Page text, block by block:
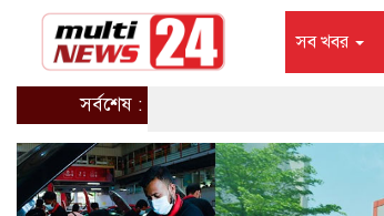
সব খবর
সর্বশেষ :